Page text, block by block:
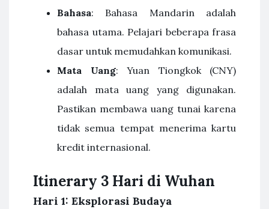
Bahasa: Bahasa Mandarin adalah
bahasa utama. Pelajari beberapa frasa
dasar untuk memudahkan komunikasi.
Mata Uang: Yuan Tiongkok (CNY)
adalah mata uang yang digunakan.
Pastikan membawa uang tunai karena
tidak semua tempat menerima kartu
kredit internasional.
Itinerary 3 Hari di Wuhan
Hari 1: Eksplorasi Budaya